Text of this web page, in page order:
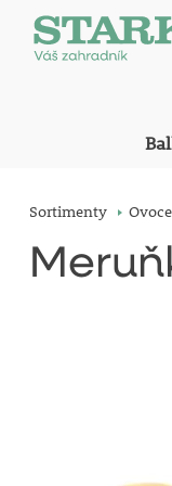
Sortimenty Ovoce